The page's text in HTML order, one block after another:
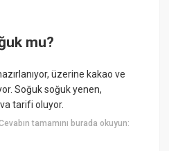
mu?
üzerine kakao ve
Soğuk soğuk yenen,
tarifi oluyor.
tamamını burada okuyun: